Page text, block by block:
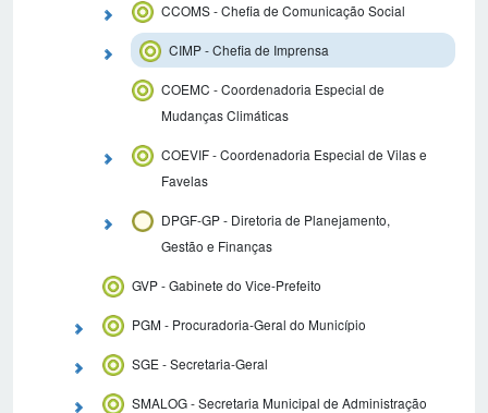
CCOMS - Chefia de Comunicação Social
CIMP - Chefia de Imprensa
COEMC - Coordenadoria Especial de
Mudanças Climáticas
COEVIF - Coordenadoria Especial de Vilas e
Favelas
DPGF-GP - Diretoria de Planejamento,
Gestão e Finanças
GVP - Gabinete do Vice-Prefeito
PGM - Procuradoria-Geral do Município
SGE - Secretaria-Geral
SMALOG - Secretaria Municipal de Administração